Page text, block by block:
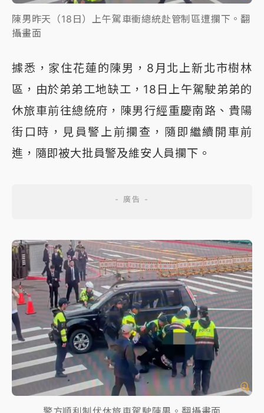
陳男昨天（18日）上午駕車衝總統赴管制區遭攔下。翻
攝畫面
據悉，家住花蓮的陳男，8月北上新北市樹林
區，由於弟弟工地缺工，18日上午駕駛弟弟的
休旅車前往總統府，陳男行經重慶南路、貴陽
街口時，見員警上前攔查，隨即繼續開車前
進，隨即被大批員警及維安人員攔下。